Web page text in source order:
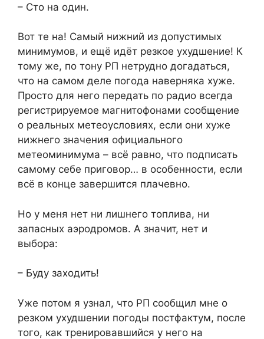
– Сто на один.
Вот те на! Самый нижний из допустимых
минимумов, и ещё идёт резкое ухудшение! К
тому же, по тону РП нетрудно догадаться,
что на самом деле погода наверняка хуже.
Просто для него передать по радио всегда
регистрируемое магнитофонами сообщение
о реальных метеоусловиях, если они хуже
нижнего значения официального
метеоминимума – всё равно, что подписать
самому себе приговор… в особенности, если
всё в конце завершится плачевно.
Но у меня нет ни лишнего топлива, ни
запасных аэродромов. А значит, нет и
выбора:
– Буду заходить!
Уже потом я узнал, что РП сообщил мне о
резком ухудшении погоды постфактум, после
того, как тренировавшийся у него на